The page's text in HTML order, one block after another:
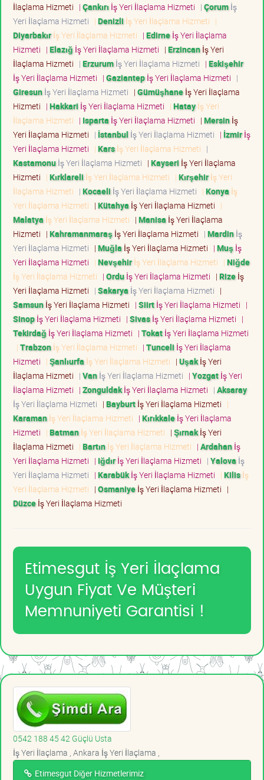
İlaçlama Hizmeti | Çankırı İş Yeri İlaçlama Hizmeti | Çorumİş
Yeri İlaçlama Hizmeti | Denizli İş Yeri İlaçlama Hizmeti |
Diyarbakırİş Yeri İlaçlama Hizmeti | Edirneİş Yeri İlaçlama
Hizmeti | Elazığ İş Yeri İlaçlama Hizmeti | Erzincanİş Yeri
İlaçlama Hizmeti | Erzurumİş Yeri İlaçlama Hizmeti | Eskişehir
İş Yeri İlaçlama Hizmeti | Gaziantepİş Yeri İlaçlama Hizmeti |
Giresunİş Yeri İlaçlama Hizmeti | Gümüşhaneİş Yeri İlaçlama
Hizmeti | Hakkari İş Yeri İlaçlama Hizmeti | Hatayİş Yeri
İlaçlama Hizmeti | Isparta İş Yeri İlaçlama Hizmeti | Mersinİş
Yeri İlaçlama Hizmeti | İstanbul İş Yeri İlaçlama Hizmeti | İzmirİş
Yeri İlaçlama Hizmeti | Karsİş Yeri İlaçlama Hizmeti |
Kastamonuİş Yeri İlaçlama Hizmeti | Kayseri İş Yeri İlaçlama
Hizmeti | Kırklareli İş Yeri İlaçlama Hizmeti | Kırşehirİş Yeri
İlaçlama Hizmeti | Kocaeli İş Yeri İlaçlama Hizmeti | Konya İş
Yeri İlaçlama Hizmeti | Kütahya İş Yeri İlaçlama Hizmeti |
Malatya İş Yeri İlaçlama Hizmeti | Manisa İş Yeri İlaçlama
Hizmeti | Kahramanmaraş İş Yeri İlaçlama Hizmeti | Mardinİş
Yeri İlaçlama Hizmeti | Muğla İş Yeri İlaçlama Hizmeti | Muş İş
Yeri İlaçlama Hizmeti | Nevşehirİş Yeri İlaçlama Hizmeti | Niğde
İş Yeri İlaçlama Hizmeti | Orduİş Yeri İlaçlama Hizmeti | Rizeİş
Yeri İlaçlama Hizmeti | Sakarya İş Yeri İlaçlama Hizmeti |
Samsunİş Yeri İlaçlama Hizmeti | Siirtİş Yeri İlaçlama Hizmeti |
Sinopİş Yeri İlaçlama Hizmeti | Sivasİş Yeri İlaçlama Hizmeti |
Tekirdağ İş Yeri İlaçlama Hizmeti | Tokatİş Yeri İlaçlama Hizmeti
| Trabzonİş Yeri İlaçlama Hizmeti | Tunceli İş Yeri İlaçlama
Hizmeti | Şanlıurfa İş Yeri İlaçlama Hizmeti | Uşakİş Yeri
İlaçlama Hizmeti | Vanİş Yeri İlaçlama Hizmeti | Yozgatİş Yeri
İlaçlama Hizmeti | Zonguldakİş Yeri İlaçlama Hizmeti | Aksaray
İş Yeri İlaçlama Hizmeti | Bayburtİş Yeri İlaçlama Hizmeti |
Karamanİş Yeri İlaçlama Hizmeti | Kırıkkaleİş Yeri İlaçlama
Hizmeti | Batmanİş Yeri İlaçlama Hizmeti | Şırnakİş Yeri
İlaçlama Hizmeti | Bartınİş Yeri İlaçlama Hizmeti | Ardahanİş
Yeri İlaçlama Hizmeti | Iğdırİş Yeri İlaçlama Hizmeti | Yalova İş
Yeri İlaçlama Hizmeti | Karabükİş Yeri İlaçlama Hizmeti | Kilisİş
Yeri İlaçlama Hizmeti | Osmaniyeİş Yeri İlaçlama Hizmeti |
Düzceİş Yeri İlaçlama Hizmeti
Etimesgut İş Yeri İlaçlama
Uygun Fiyat Ve Müşteri
Memnuniyeti Garantisi !
0542 188 45 42 Güçlü Usta
İş Yeri İlaçlama , Ankara İş Yeri İlaçlama ,
Etimesgut Diğer Hizmetlerimiz